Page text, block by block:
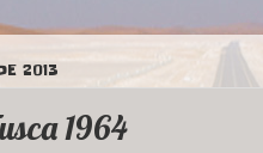
2013
1964